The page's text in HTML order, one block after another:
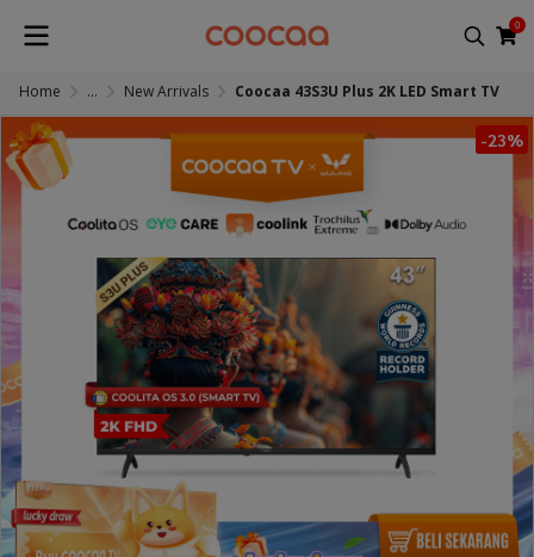
0
Home ... New Arrivals Coocaa 43S3U Plus 2K LED Smart TV
-23%